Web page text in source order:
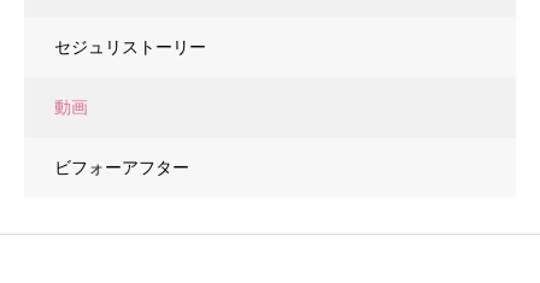
セジュリストーリー
動画
ビフォーアフター